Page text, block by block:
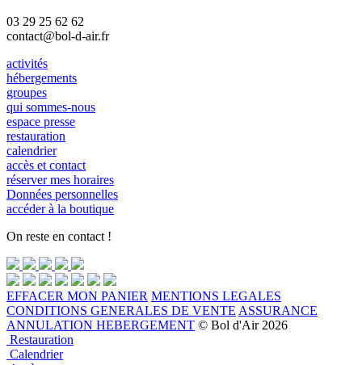
03 29 25 62 62
contact@bol-d-air.fr
activités
hébergements
groupes
qui sommes-nous
espace presse
restauration
calendrier
accès et contact
réserver mes horaires
Données personnelles
accéder à la boutique
On reste en contact !
EFFACER MON PANIER MENTIONS LEGALES
CONDITIONS GENERALES DE VENTE ASSURANCE
ANNULATION HEBERGEMENT © Bol d'Air 2026
Restauration
Calendrier